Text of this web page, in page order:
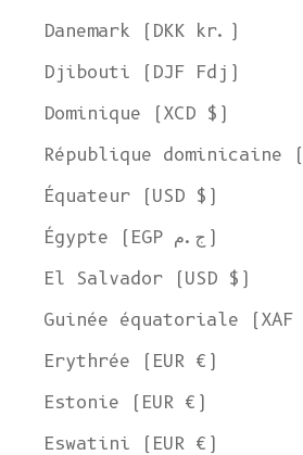
Danemark (DKK kr.)
Djibouti (DJF Fdj)
Dominique (XCD $)
République dominicaine
Équateur (USD $)
Égypte (EGP ج.م)
El Salvador (USD $)
Guinée équatoriale (XAF
Erythrée (EUR €)
Estonie (EUR €)
Eswatini (EUR €)